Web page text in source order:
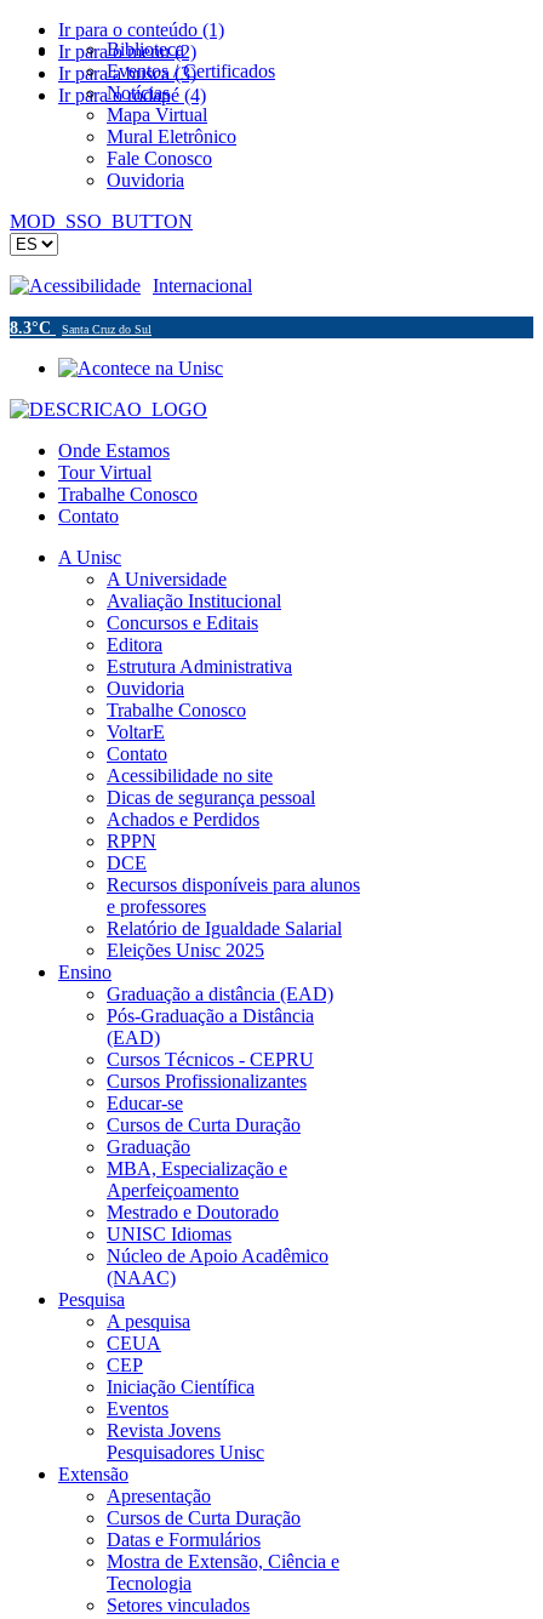
Ir para o conteúdo (1)
Ir para o menu (2)
Ir para a busca (3)
Ir para o rodapé (4)
Biblioteca
Eventos / Certificados
Notícias
Mapa Virtual
Mural Eletrônico
Fale Conosco
Ouvidoria
MOD_SSO_BUTTON
Acessibilidade Internacional
8.3°C Santa Cruz do Sul
Onde Estamos
Tour Virtual
Trabalhe Conosco
Contato
A Unisc
A Universidade
Avaliação Institucional
Concursos e Editais
Editora
Estrutura Administrativa
Ouvidoria
Trabalhe Conosco
VoltarE
Contato
Acessibilidade no site
Dicas de segurança pessoal
Achados e Perdidos
RPPN
DCE
Recursos disponíveis para alunos
e professores
Relatório de Igualdade Salarial
Eleições Unisc 2025
Ensino
Graduação a distância (EAD)
Pós-Graduação a Distância
(EAD)
Cursos Técnicos - CEPRU
Cursos Profissionalizantes
Educar-se
Cursos de Curta Duração
Graduação
MBA, Especialização e
Aperfeiçoamento
Mestrado e Doutorado
UNISC Idiomas
Núcleo de Apoio Acadêmico
(NAAC)
Pesquisa
A pesquisa
CEUA
CEP
Iniciação Científica
Eventos
Revista Jovens
Pesquisadores Unisc
Extensão
Apresentação
Cursos de Curta Duração
Datas e Formulários
Mostra de Extensão, Ciência e
Tecnologia
Setores vinculados